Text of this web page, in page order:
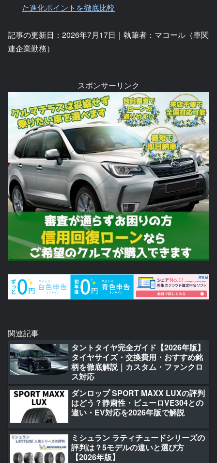
た進化ポイントを徹底比較
記事の更新日：2026年7月17日｜執筆者：マコール（車関
連企業勤務）
スポンサーリンク
関連記事
タントタイヤ完全ガイド【2026年版】
タイヤサイズ・交換費用・おすすめ銘
柄を徹底解説｜カスタム・ファンクロ
ス対応
ダンロップ SPORT MAXX LUXの評判
はどう？静粛性・ビューロVE304との
違い・EV対応を2026年版で解説
ミシュラン ラティチュードシリーズの
評判は？5モデルの違いと選び方
【2026年版】